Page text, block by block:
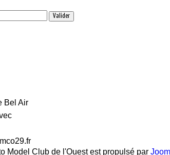
Valider
Bel Air
Model Club de l'Ouest est propulsé par